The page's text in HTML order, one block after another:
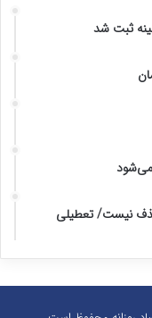
می‌شود
حذف نیست/ تعطیلی